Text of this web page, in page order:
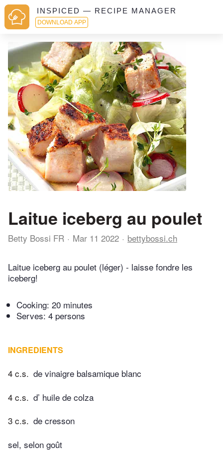
INSPICED — RECIPE MANAGER
DOWNLOAD APP
Laitue iceberg au poulet
Betty Bossi FR Mar 11 2022 bettybossi.ch
Laitue iceberg au poulet (léger) - laisse fondre les
iceberg!
Cooking: 20 minutes
Serves: 4 persons
INGREDIENTS
4 c.s. de vinaigre balsamique blanc
4 c.s. d’ huile de colza
3 c.s. de cresson
sel, selon goût